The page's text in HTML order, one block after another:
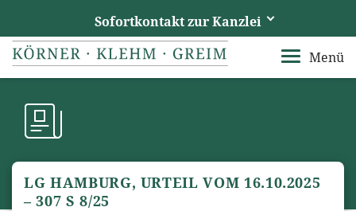
Sofortkontakt zur Kanzlei
Körner, Klehm und Greim
Ihre Fachberater im Vogtland
Rufen Sie uns an
+49 3741 15740
Senden Sie uns eine E-Mail
info@ra-kkg.de
Menü
LG HAMBURG, URTEIL VOM 16.10.2025
– 307 S 8/25